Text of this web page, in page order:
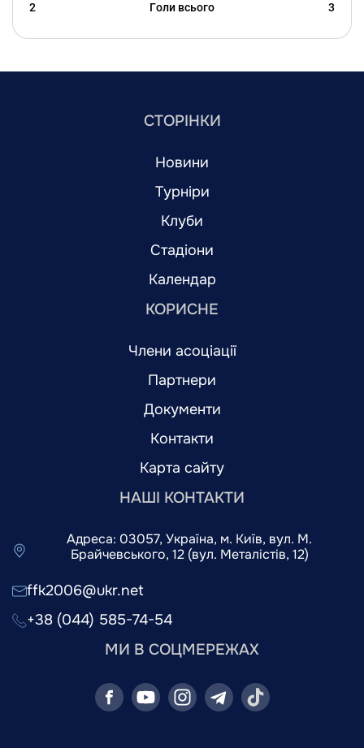
2
Голи всього 3
СТОРІНКИ
Новини
Турніри
Клуби
Стадіони
Календар
КОРИСНЕ
Члени асоціації
Партнери
Документи
Контакти
Карта сайту
НАШІ КОНТАКТИ
Адреса: 03057, Україна, м. Київ, вул. М.
Брайчевського, 12 (вул. Металістів, 12)
ffk2006@ukr.net
+38 (044) 585-74-54
МИ В СОЦМЕРЕЖАХ